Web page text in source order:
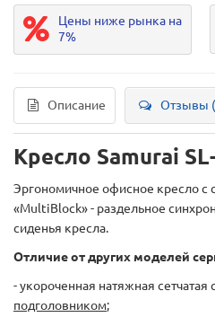
Цены ниже рынка на
7%
Описание Отзывы
Кресло Samurai
Эргономичное офисное кресло с
«MultiBlock» - раздельное
сиденья кресла.
Отличие от других моделей
- укороченная натяжная сетчатая
подголовником;